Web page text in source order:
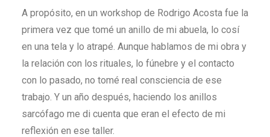
A propósito, en un workshop de Rodrigo Acosta fue la
primera vez que tomé un anillo de mi abuela, lo cosí
en una tela y lo atrapé. Aunque hablamos de mi obra y
la relación con los rituales, lo fúnebre y el contacto
con lo pasado, no tomé real consciencia de ese
trabajo. Y un año después, haciendo los anillos
sarcófago me di cuenta que eran el efecto de mi
reflexión en ese taller.